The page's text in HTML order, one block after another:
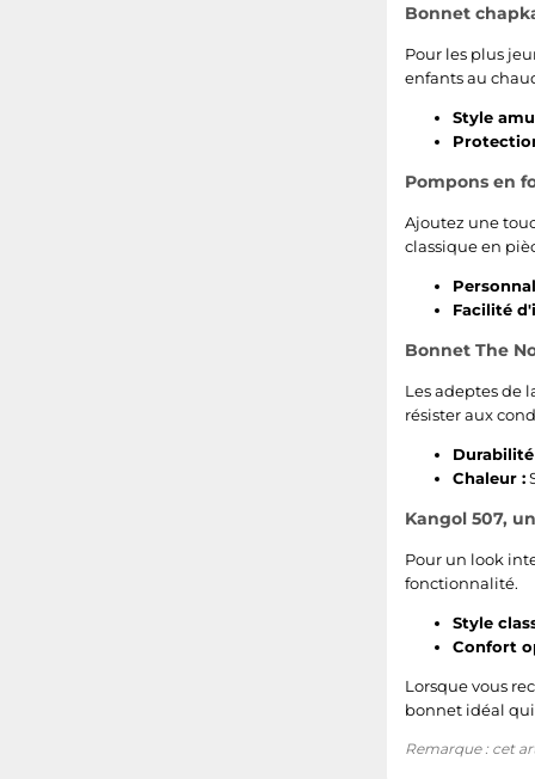
Bonnet
Pour les plus
enfants au
Style
Pompons en
Ajoutez une
classique en
Facilité
Bonnet The
Les adeptes de
résister aux
Durabilité
Chaleur :
Kangol 507,
Pour un look
fonctionnalité.
Style
Confort
Lorsque vous
bonnet idéal
Remarque : cet